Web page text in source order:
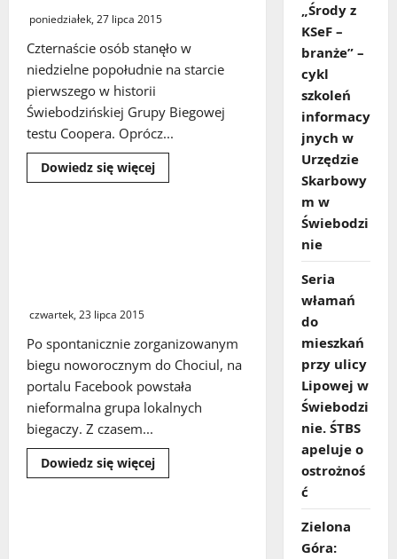
poniedziałek, 27 lipca 2015
Czternaście osób stanęło w
niedzielne popołudnie na starcie
pierwszego w historii
Świebodzińskiej Grupy Biegowej
testu Coopera. Oprócz...
Dowiedz się więcejDowiedz
się
czwartek, 23 lipca 2015
Po spontanicznie zorganizowanym
biegu noworocznym do Chociul, na
portalu Facebook powstała
nieformalna grupa lokalnych
biegaczy. Z czasem...
Dowiedz się więcejDowiedz
się
„Środy z
KSeF –
branże” –
cykl
szkoleń
informacy
jnych w
Urzędzie
Skarbowy
m w
Świebodzi
nie
Seria
włamań
do
mieszkań
przy ulicy
Lipowej w
Świebodzi
nie. ŚTBS
apeluje o
ostrożnoś
ć
Zielona
Góra: